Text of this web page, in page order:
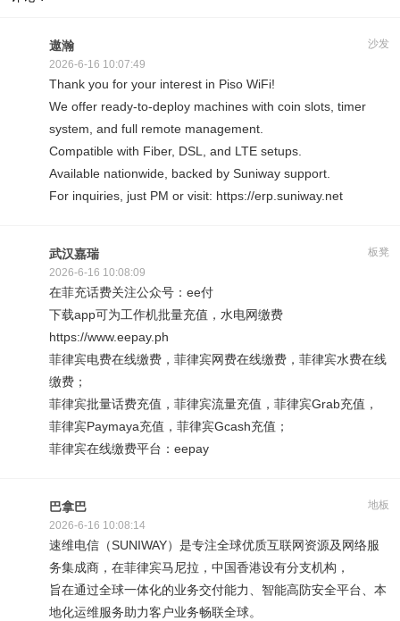
沙发
遨瀚
2026-6-16 10:07:49
Thank you for your interest in Piso WiFi!
We offer ready-to-deploy machines with coin slots, timer
system, and full remote management.
Compatible with Fiber, DSL, and LTE setups.
Available nationwide, backed by Suniway support.
For inquiries, just PM or visit: https://erp.suniway.net
板凳
武汉嘉瑞
2026-6-16 10:08:09
在菲充话费关注公众号：ee付
下载app可为工作机批量充值，水电网缴费
https://www.eepay.ph
菲律宾电费在线缴费，菲律宾网费在线缴费，菲律宾水费在线
缴费；
菲律宾批量话费充值，菲律宾流量充值，菲律宾Grab充值，
菲律宾Paymaya充值，菲律宾Gcash充值；
菲律宾在线缴费平台：eepay
地板
巴拿巴
2026-6-16 10:08:14
速维电信（SUNIWAY）是专注全球优质互联网资源及网络服
务集成商，在菲律宾马尼拉，中国香港设有分支机构，
旨在通过全球一体化的业务交付能力、智能高防安全平台、本
地化运维服务助力客户业务畅联全球。